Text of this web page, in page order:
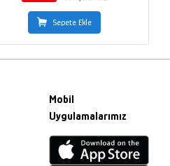
Sepete Ekle
Mobil
Uygulamalarımız